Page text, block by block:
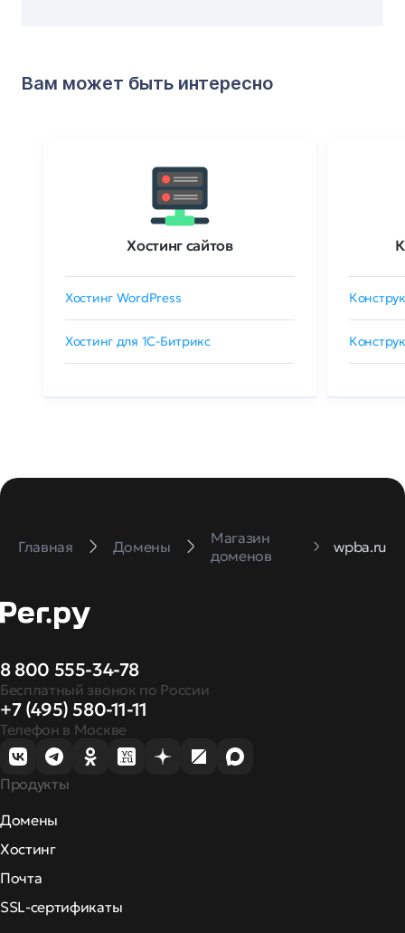
Вам может быть интересно
Хостинг сайтов
Хостинг WordPress
Хостинг для 1C-Битрикс
Главная Домены
Магазин
доменов
wpba.ru
8 800 555-34-78
Бесплатный звонок по России
+7 (495) 580-11-11
Телефон в Москве
Продукты
Домены
Хостинг
Почта
SSL-сертификаты